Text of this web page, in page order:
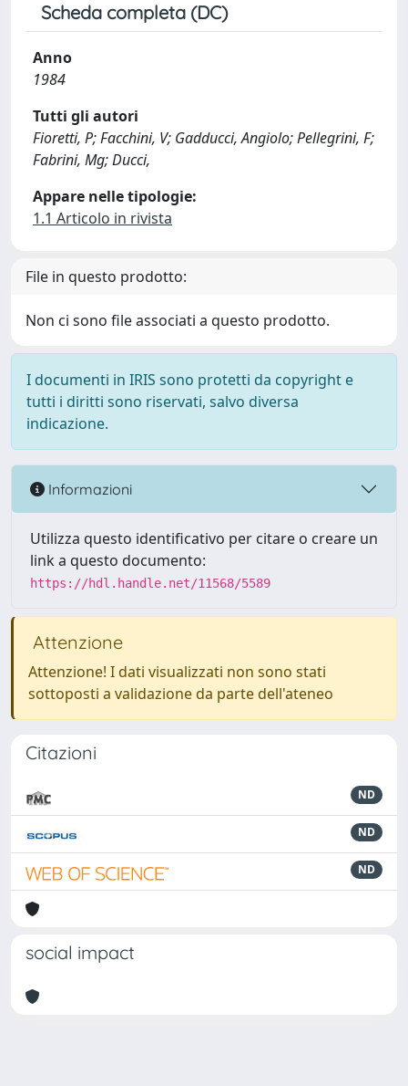
Scheda completa (DC)
Anno
1984
Tutti gli autori
Fioretti, P; Facchini, V; Gadducci, Angiolo; Pellegrini, F;
Fabrini, Mg; Ducci,
Appare nelle tipologie:
1.1 Articolo in rivista
File in questo prodotto:
Non ci sono file associati a questo prodotto.
I documenti in IRIS sono protetti da copyright e
tutti i diritti sono riservati, salvo diversa
indicazione.
Informazioni
Utilizza questo identificativo per citare o creare un
link a questo documento:
https://hdl.handle.net/11568/5589
Attenzione
Attenzione! I dati visualizzati non sono stati
sottoposti a validazione da parte dell'ateneo
Citazioni
ND
ND
ND
social impact